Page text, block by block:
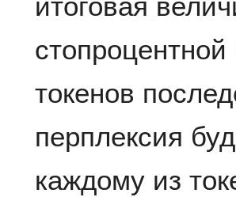
токенов
перплексия
каждому из